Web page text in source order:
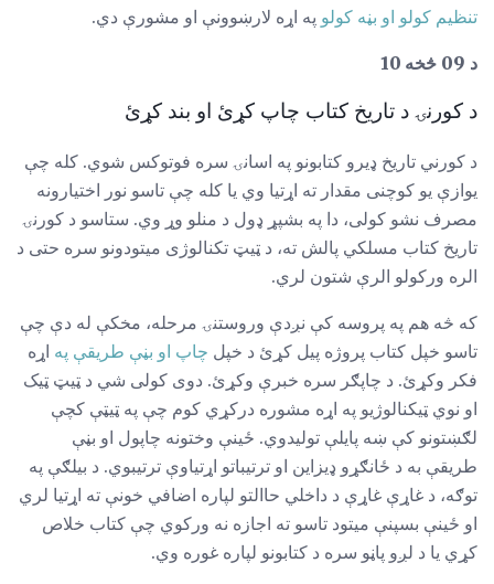
تنظیم کولو او بڼه کولو په اړه لارښوونې او مشورې دي.
د 09 څخه 10
د کورنۍ د تاریخ کتاب چاپ کړئ او بند کړئ
د کورني تاریخ ډیرو کتابونو په اسانۍ سره فوتوکس شوي. کله چې
یوازې یو کوچنی مقدار ته اړتیا وي یا کله چې تاسو نور اختیارونه
مصرف نشو کولی، دا په بشپړ ډول د منلو وړ وي. ستاسو د کورنۍ
تاریخ کتاب مسلکي پالش ته، د ټیټ تکنالوژی میتودونو سره حتی د
الره ورکولو الرې شتون لري.
که څه هم په پروسه کې نږدې وروستنۍ مرحله، مخکې له دې چې
تاسو خپل کتاب پروژه پیل کړئ د خپل چاپ او بڼې طریقې په اړه
فکر وکړئ. د چاپګر سره خبرې وکړئ. دوی کولی شي د ټیټ ټیک
او نوي ټیکنالوژیو په اړه مشوره درکړي کوم چې په ټیټې کچې
لګښتونو کې ښه پایلې تولیدوي. ځینې ​​وختونه چاپول او بڼې
طریقې به د ځانګړو ډیزاین او ترتیباتو اړتیاوې ترتیبوي. د بیلګې په
توګه، د غاړې غاړې د داخلي حاالتو لپاره اضافي خونې ته اړتیا لري
او ځینې بسپنې میتود تاسو ته اجازه نه ورکوي چې کتاب خلاص
کړي یا د لږو پاڼو سره د کتابونو لپاره غوره وي.